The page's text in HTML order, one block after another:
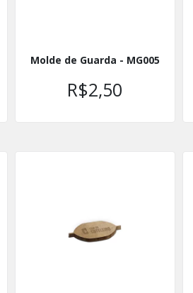
Molde de Guarda - MG005
R$2,50